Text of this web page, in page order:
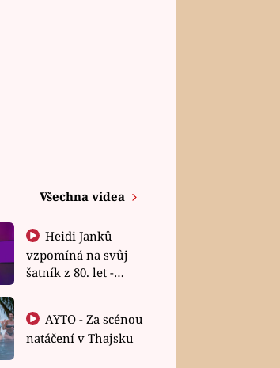
Všechna videa
Heidi Janků
vzpomíná na svůj
šatník z 80. let -
natáčení v Thajsku